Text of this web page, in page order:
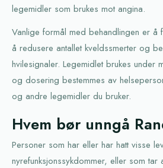
legemidler som brukes mot angina.
Vanlige formål med behandlingen er å
å redusere antallet kveldssmerter og
hvilesignaler. Legemidlet brukes under
og dosering bestemmes av
og andre legemidler du bruker.
Hvem bør unngå
Personer som har eller har hatt visse
nyrefunksjonssykdommer, eller som tar